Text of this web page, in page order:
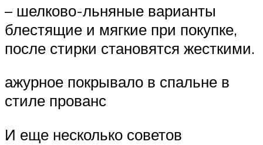
– шелково-льняные варианты
блестящие и мягкие при покупке,
после стирки становятся жесткими.
ажурное покрывало в спальне в
стиле прованс
И еще несколько советов